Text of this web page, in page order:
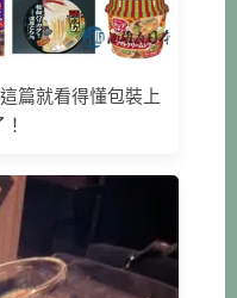
篇就看得懂包裝上